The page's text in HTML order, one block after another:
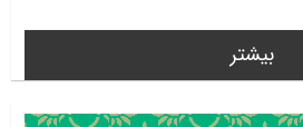
بیشتر